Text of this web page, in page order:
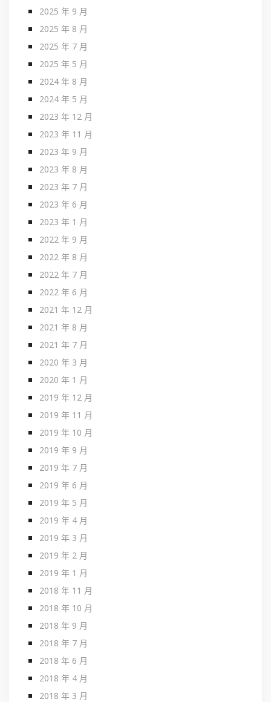
2025 年 9 月
2025 年 8 月
2025 年 7 月
2025 年 5 月
2024 年 8 月
2024 年 5 月
2023 年 12 月
2023 年 11 月
2023 年 9 月
2023 年 8 月
2023 年 7 月
2023 年 6 月
2023 年 1 月
2022 年 9 月
2022 年 8 月
2022 年 7 月
2022 年 6 月
2021 年 12 月
2021 年 8 月
2021 年 7 月
2020 年 3 月
2020 年 1 月
2019 年 12 月
2019 年 11 月
2019 年 10 月
2019 年 9 月
2019 年 7 月
2019 年 6 月
2019 年 5 月
2019 年 4 月
2019 年 3 月
2019 年 2 月
2019 年 1 月
2018 年 11 月
2018 年 10 月
2018 年 9 月
2018 年 7 月
2018 年 6 月
2018 年 4 月
2018 年 3 月